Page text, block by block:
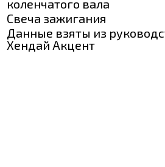
коленчатого вала
Свеча зажигания
Данные взяты из
Хендай Акцент